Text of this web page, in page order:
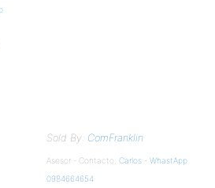
Sold By: ComFranklin
Asesor - Contacto: Carlos - WhastApp
0984664654